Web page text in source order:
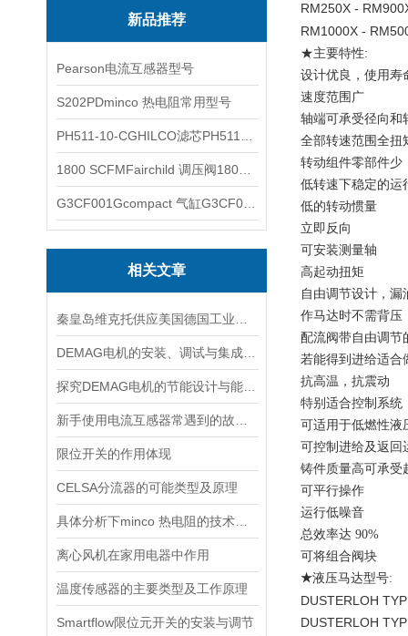
新品推荐
Pearson电流互感器型号
S202PDminco 热电阻常用型号
相关文章
限位开关的作用体现
CELSA分流器的可能类型及原理
离心风机在家用电器中作用
温度传感器的主要类型及工作原理
Smartflow限位元开关的安装与调节
RM250X -
RM1000X -
★主要特性:
设计优良，使用寿
速度范围广
轴端可承受径向
全部转速范围全扭
转动组件零部件
低转速下稳定的运
低的转动惯量
立即反向
可安装测量轴
高起动扭矩
自由调节设计，
作马达时不需背压
配流阀带自由调节
若能得到进给适合
抗高温，抗震动
特别适合控制系统
可适用于低燃性
可控制进给及返回
铸件质量高可承
可平行操作
运行低噪音
总效率达 90%
可将组合阀块
★液压马达型号:
DUSTERLOH
DUSTERLOH